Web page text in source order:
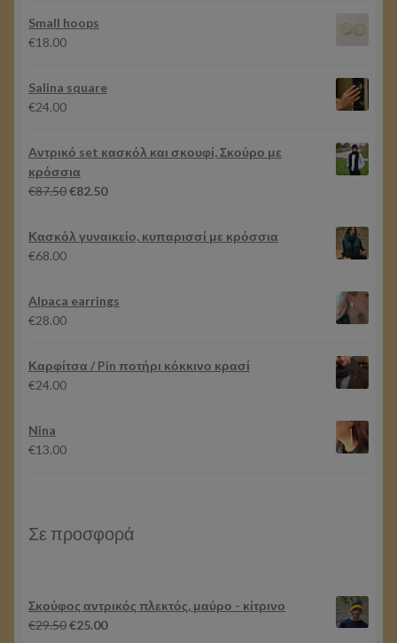
Small hoops
€18.00
Salina square
€24.00
Aντρικό set κασκόλ και σκουφί, Σκούρο με
κρόσσια
€87.50Original
was:
€87.50.
€82.50Η
τιμή
Κασκόλ γυναικείο, κυπαρισσί με κρόσσια
€68.00
Alpaca earrings
€28.00
Καρφίτσα / Pin ποτήρι κόκκινο κρασί
€24.00
Nina
€13.00
Σε προσφορά
Σκούφος αντρικός πλεκτός, μαύρο - κίτρινο
€29.50Original
€25.00Η